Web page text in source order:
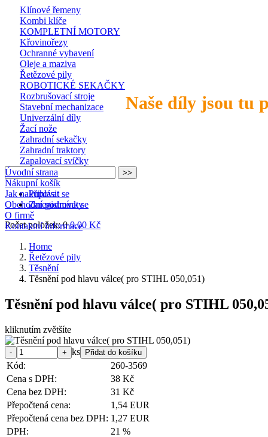
Naše díly jsou tu
Klínové řemeny
Kombi klíče
KOMPLETNÍ MOTORY
Křovinořezy
Ochranné vybavení
Oleje a maziva
Řetězové pily
ROBOTICKÉ SEKAČKY
Rozbrušovací stroje
Stavební mechanizace
Univerzální díly
Žací nože
Zahradní sekačky
Zahradní traktory
Zapalovací svíčky
Přihlásit se
Zaregistrovat se
Počet položek: 0 0,00 Kč
Úvodní strana
Nákupní košík
Jak nakupovat
Obchodní podmínky
O firmě
Kontaktní informace
Home
Řetězové pily
Těsnění
Těsnění pod hlavu válce( pro STIHL 050,051)
Těsnění pod hlavu válce( pro STIHL
kliknutím zvětšíte
ks
Kód:
260-3569
Cena s DPH:
38 Kč
Cena bez DPH:
31 Kč
Přepočtená cena:
1,54 EUR
Přepočtená cena bez DPH: 1,27 EUR
DPH:
21 %